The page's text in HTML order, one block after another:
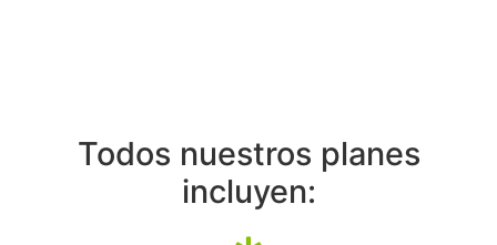
Todos nuestros planes
incluyen: